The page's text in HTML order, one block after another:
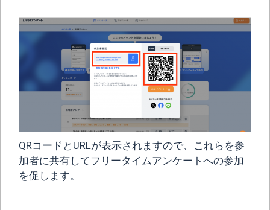
QRコードとURLが表示されますので、これらを参
加者に共有してフリータイムアンケートへの参加
を促します。